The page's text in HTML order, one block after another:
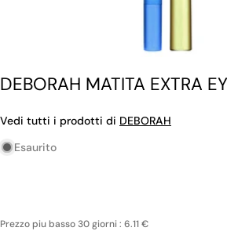
DEBORAH MATITA EXTRA
Vedi tutti i prodotti di DEBORAH
Esaurito
Prezzo piu basso 30 giorni : 6.11 €